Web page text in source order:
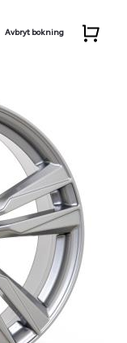
Avbryt bokning